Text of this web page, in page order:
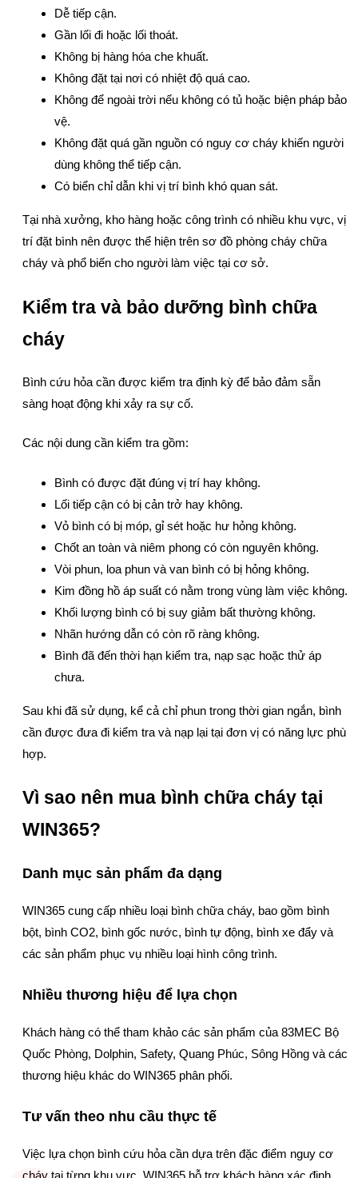
Dễ tiếp cận.
Gần lối đi hoặc lối thoát.
Không bị hàng hóa che khuất.
Không đặt tại nơi có nhiệt độ quá cao.
Không để ngoài trời nếu không có tủ hoặc biện pháp bảo
vệ.
Không đặt quá gần nguồn có nguy cơ cháy khiến người
dùng không thể tiếp cận.
Có biển chỉ dẫn khi vị trí bình khó quan sát.
Tại nhà xưởng, kho hàng hoặc công trình có nhiều khu vực, vị
trí đặt bình nên được thể hiện trên sơ đồ phòng cháy chữa
cháy và phổ biến cho người làm việc tại cơ sở.
Kiểm tra và bảo dưỡng bình chữa
cháy
Bình cứu hỏa cần được kiểm tra định kỳ để bảo đảm sẵn
sàng hoạt động khi xảy ra sự cố.
Các nội dung cần kiểm tra gồm:
Bình có được đặt đúng vị trí hay không.
Lối tiếp cận có bị cản trở hay không.
Vỏ bình có bị móp, gỉ sét hoặc hư hỏng không.
Chốt an toàn và niêm phong có còn nguyên không.
Vòi phun, loa phun và van bình có bị hỏng không.
Kim đồng hồ áp suất có nằm trong vùng làm việc không.
Khối lượng bình có bị suy giảm bất thường không.
Nhãn hướng dẫn có còn rõ ràng không.
Bình đã đến thời hạn kiểm tra, nạp sạc hoặc thử áp
chưa.
Sau khi đã sử dụng, kể cả chỉ phun trong thời gian ngắn, bình
cần được đưa đi kiểm tra và nạp lại tại đơn vị có năng lực phù
hợp.
Vì sao nên mua bình chữa cháy tại
WIN365?
Danh mục sản phẩm đa dạng
WIN365 cung cấp nhiều loại bình chữa cháy, bao gồm bình
bột, bình CO2, bình gốc nước, bình tự động, bình xe đẩy và
các sản phẩm phục vụ nhiều loại hình công trình.
Nhiều thương hiệu để lựa chọn
Khách hàng có thể tham khảo các sản phẩm của 83MEC Bộ
Quốc Phòng, Dolphin, Safety, Quang Phúc, Sông Hồng và các
thương hiệu khác do WIN365 phân phối.
Tư vấn theo nhu cầu thực tế
Việc lựa chọn bình cứu hỏa cần dựa trên đặc điểm nguy cơ